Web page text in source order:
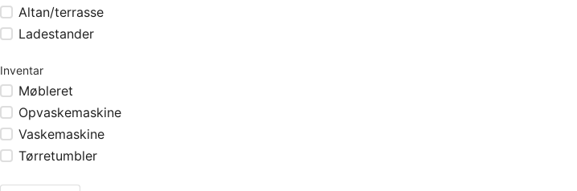
Altan/terrasse
Ladestander
Inventar
Møbleret
Opvaskemaskine
Vaskemaskine
Tørretumbler